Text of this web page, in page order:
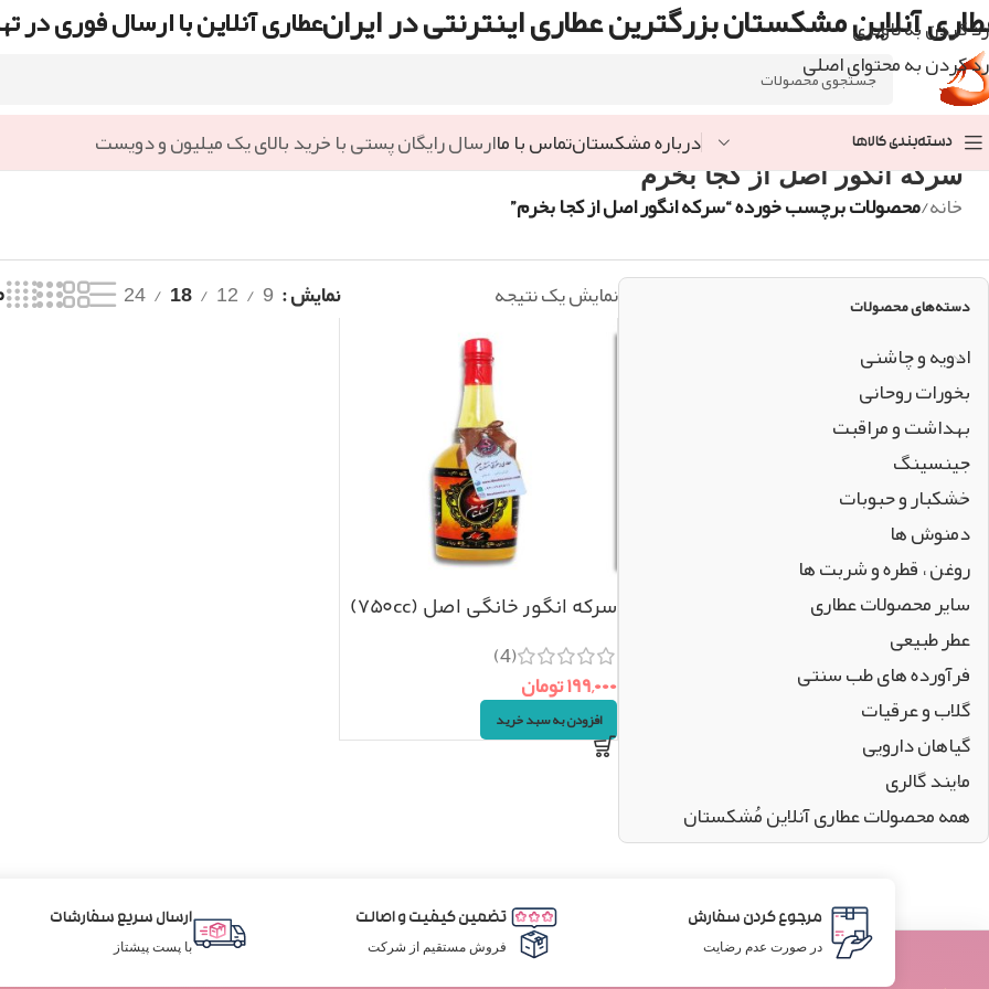
رد کردن به ناوبری
رد کردن به محتوای اصلی
آنلاین مشکستان بزرگترین عطاری اینترنتی در ایرانعطاری آنلاین با ارسال فوری در
دسته‌بندی کالاها درباره مشکستانتماس با ماارسال رایگان پستی با خرید بالای یک میلیون و دویست
سرکه انگور اصل از کجا بخرم
خانه/محصولات برچسب خورده “سرکه انگور اصل از کجا بخرم”
دسته‌های محصولات
ادویه و چاشنی
بخورات روحانی
بهداشت و مراقبت
جینسینگ
خشکبار و حبوبات
دمنوش ها
روغن ، قطره و شربت ها
سایر محصولات عطاری
عطر طبیعی
فرآورده های طب سنتی
گلاب و عرقیات
گیاهان دارویی
مایند گالری
همه محصولات عطاری آنلاین مُشکستان
نمایش یک نتیجه نمایش 9
12
18
24
سرکه انگور خانگی اصل (۷۵۰cc)
(4)
۱۹۹,۰۰۰تومان
افزودن به سبد خرید
مرجوع کردن سفارش
در صورت عدم رضایت
تضمین کیفیت و اصالت
فروش مستقیم از شرکت
ارسال سریع سفارشات
با پست پیشتاز